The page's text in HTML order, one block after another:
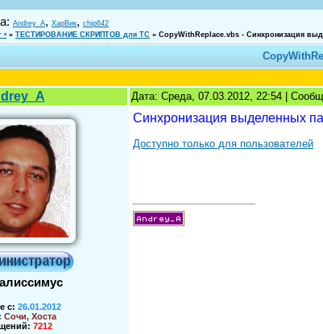
Andrey_A, ХарВик, chip642
• » ТЕСТИРОВАНИЕ СКРИПТОВ для TC » CopyWithReplace.vbs - Синхронизация
Дата: Среда, 07.03.2012, 22:54 |
с: 26.01.2012
Сочи, Хоста
7212
Синхронизация выделенных
Доступно только для пользователей